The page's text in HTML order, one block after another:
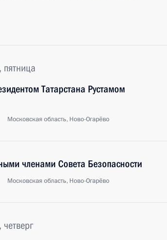
пятница
Татарстана Рустамом
Московская область, Ново-Огарёво
членами Совета Безопасности
Московская область, Ново-Огарёво